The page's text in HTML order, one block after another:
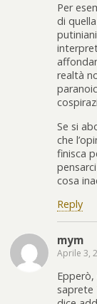
Per
di
realtà
Se si
che
finisca
cosa
Reply
mym
Aprile 3,
saprete